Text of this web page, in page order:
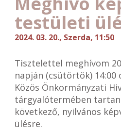
testületi
2024. 03. 20., Szerda, 11:50
Tisztelettel meghívom
napján (csütörtök) 14:00
Közös Önkormányzati
tárgyalótermében
következő, nyilvános
ülésre.